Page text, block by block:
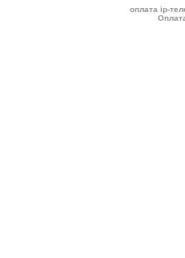
оплата ip-